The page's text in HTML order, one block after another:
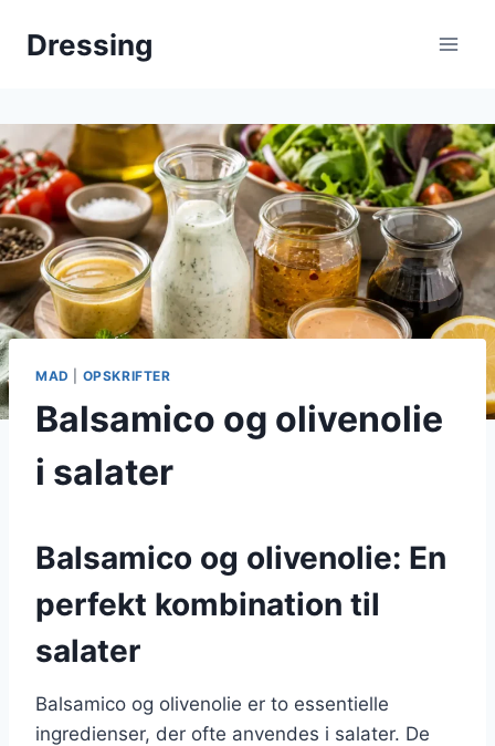
Dressing
MAD OPSKRIFTER
Balsamico og olivenolie
i salater
Balsamico og olivenolie: En
perfekt kombination til
salater
Balsamico og olivenolie er to essentielle
ingredienser, der ofte anvendes i salater. De